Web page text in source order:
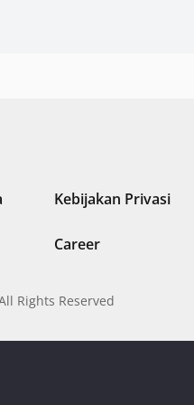
Kebijakan Privasi
Career
Rights Reserved